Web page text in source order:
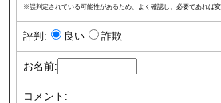
※誤判定されている可能性があるため、よく確認し、必要であれば
評判: 良い 詐欺
お名前:
コメント: